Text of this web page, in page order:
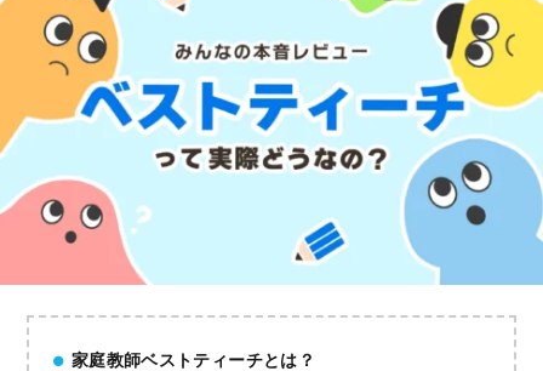
家庭教師ベストティーチとは？